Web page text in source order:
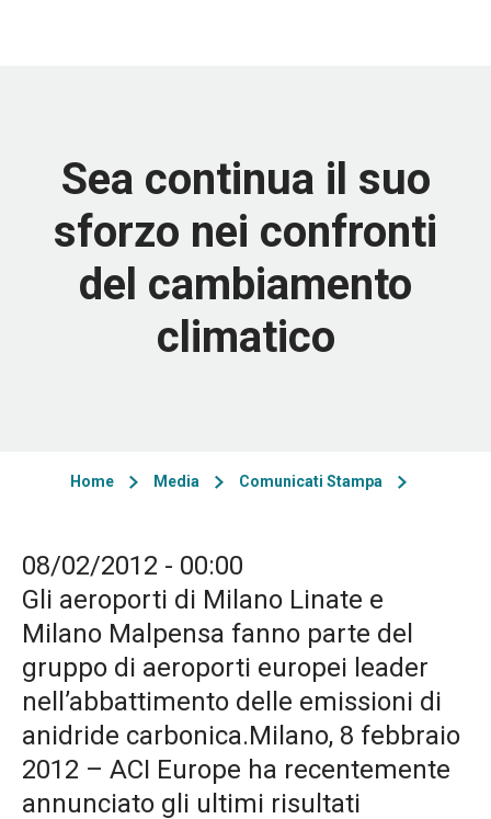
Sea continua il suo
sforzo nei confronti
del cambiamento
climatico
Home Media Comunicati Stampa
08/02/2012 - 00:00
Gli aeroporti di Milano Linate e
Milano Malpensa fanno parte del
gruppo di aeroporti europei leader
nell’abbattimento delle emissioni di
anidride carbonica.Milano, 8 febbraio
2012 – ACI Europe ha recentemente
annunciato gli ultimi risultati